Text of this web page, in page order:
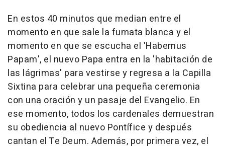
En estos 40 minutos que median entre el
momento en que sale la fumata blanca y el
momento en que se escucha el 'Habemus
Papam', el nuevo Papa entra en la 'habitación de
las lágrimas' para vestirse y regresa a la Capilla
Sixtina para celebrar una pequeña ceremonia
con una oración y un pasaje del Evangelio. En
ese momento, todos los cardenales demuestran
su obediencia al nuevo Pontífice y después
cantan el Te Deum. Además, por primera vez, el